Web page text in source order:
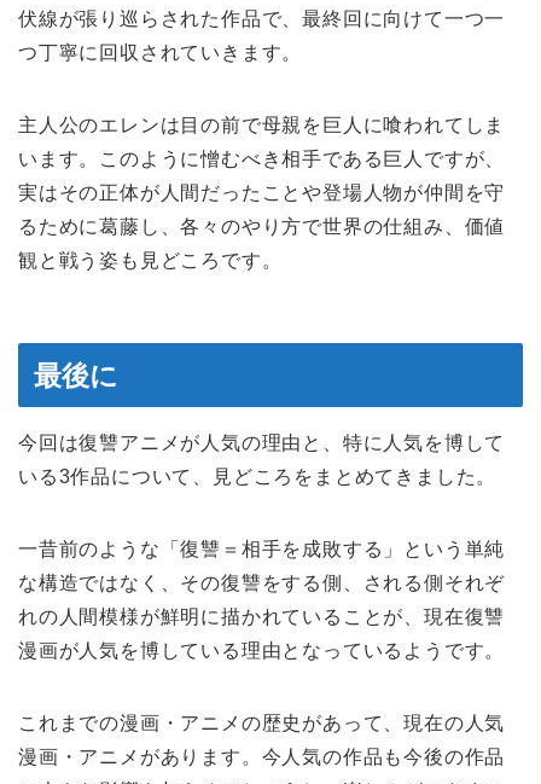
伏線が張り巡らされた作品で、最終回に向けて一つ一
つ丁寧に回収されていきます。
主人公のエレンは目の前で母親を巨人に喰われてしま
います。このように憎むべき相手である巨人ですが、
実はその正体が人間だったことや登場人物が仲間を守
るために葛藤し、各々のやり方で世界の仕組み、価値
観と戦う姿も見どころです。
最後に
今回は復讐アニメが人気の理由と、特に人気を博して
いる3作品について、見どころをまとめてきました。
一昔前のような「復讐＝相手を成敗する」という単純
な構造ではなく、その復讐をする側、される側それぞ
れの人間模様が鮮明に描かれていることが、現在復讐
漫画が人気を博している理由となっているようです。
これまでの漫画・アニメの歴史があって、現在の人気
漫画・アニメがあります。今人気の作品も今後の作品